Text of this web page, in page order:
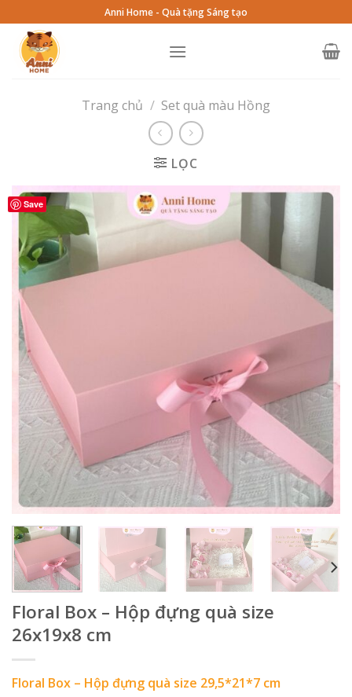
to
content
Anni Home - Quà tặng Sáng tạo
Trang chủ / Set quà màu Hồng
LỌC
Save
Floral Box – Hộp đựng quà size
26x19x8 cm
Floral Box – Hộp đựng quà size 29,5*21*7 cm